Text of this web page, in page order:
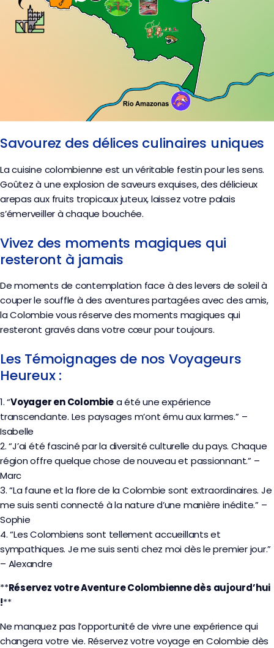
Savourez des délices culinaires uniques
La cuisine colombienne est un véritable festin pour les sens.
Goûtez à une explosion de saveurs exquises, des délicieux
arepas aux fruits tropicaux juteux, laissez votre palais
s’émerveiller à chaque bouchée.
Vivez des moments magiques qui
resteront à jamais
De moments de contemplation face à des levers de soleil à
couper le souffle à des aventures partagées avec des amis,
la Colombie vous réserve des moments magiques qui
resteront gravés dans votre cœur pour toujours.
Les Témoignages de nos Voyageurs
Heureux :
1. “Voyager en Colombiea été une expérience
transcendante. Les paysages m’ont ému aux larmes.” –
Isabelle
2. “J’ai été fasciné par la diversité culturelle du pays. Chaque
région offre quelque chose de nouveau et passionnant.” –
Marc
3. “La faune et la flore de la Colombie sont extraordinaires. Je
me suis senti connecté à la nature d’une manière inédite.” –
Sophie
4. “Les Colombiens sont tellement accueillants et
sympathiques. Je me suis senti chez moi dès le premier jour.”
– Alexandre
**Réservez votre Aventure Colombienne dès aujourd’hui
!**
Ne manquez pas l’opportunité de vivre une expérience qui
changera votre vie. Réservez votre voyage en Colombie dès